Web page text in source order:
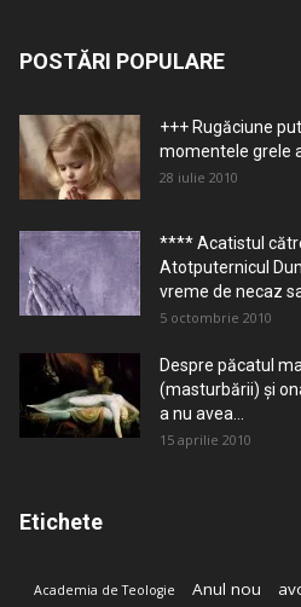
POSTĂRI POPULARE
+++ Rugăciune
momentele grele
28 iulie 2010
**** Acatistul
Atotputernicul
vreme de necaz
5 octombrie 2010
Despre păcatul
(masturbării) şi
a nu avea...
15 aprilie 2010
Etichete
Academia de Teologie Anul nou